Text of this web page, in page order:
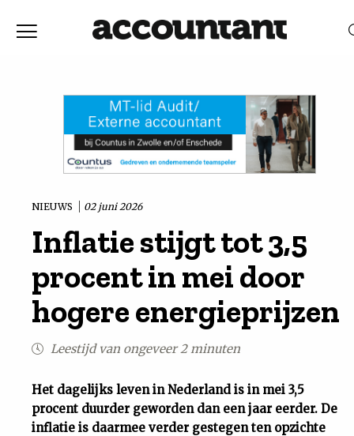
Discussie
Vaktechniek
Achtergrond
Uit
Feiten
NIEUWS 02 juni 2026
Inflatie stijgt tot 3,5
procent in mei door
hogere energieprijzen
Leestijd van ongeveer 2 minuten
Het dagelijks leven in Nederland is in mei 3,5
procent duurder geworden dan een jaar eerder. De
inflatie is daarmee verder gestegen ten opzichte
RELEVANTIEDATUM